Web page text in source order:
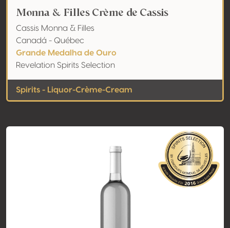
Monna & Filles Crème de Cassis
Cassis Monna & Filles
Canadá - Québec
Grande Medalha de Ouro
Revelation Spirits Selection
Spirits - Liquor-Crème-Cream